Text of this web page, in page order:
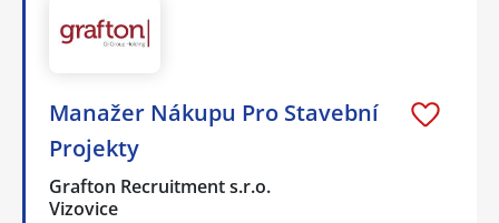
Manažer Nákupu Pro Stavební
Projekty
Grafton Recruitment s.r.o.
Vizovice